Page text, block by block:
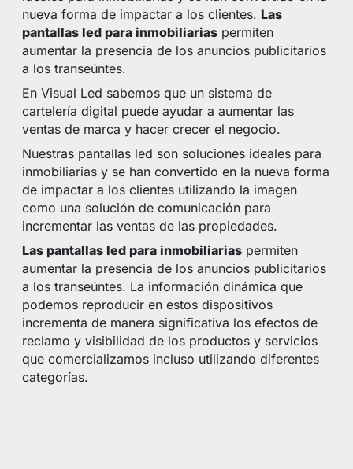
nueva forma de impactar a los clientes. Las
pantallas led para inmobiliarias permiten
aumentar la presencia de los anuncios publicitarios
a los transeúntes.
En Visual Led sabemos que un sistema de
cartelería digital puede ayudar a aumentar las
ventas de marca y hacer crecer el negocio.
Nuestras pantallas led son soluciones ideales para
inmobiliarias y se han convertido en la nueva forma
de impactar a los clientes utilizando la imagen
como una solución de comunicación para
incrementar las ventas de las propiedades.
Las pantallas led para inmobiliarias permiten
aumentar la presencia de los anuncios publicitarios
a los transeúntes. La información dinámica que
podemos reproducir en estos dispositivos
incrementa de manera significativa los efectos de
reclamo y visibilidad de los productos y servicios
que comercializamos incluso utilizando diferentes
categorías.